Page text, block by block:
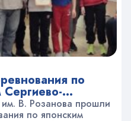
по
В. Розанова прошли
по японским